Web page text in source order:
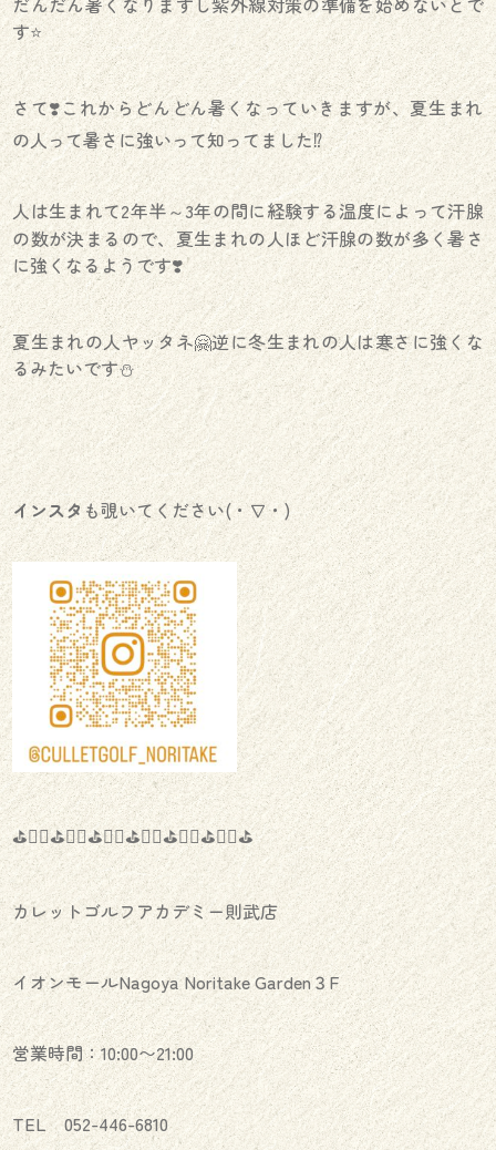
す⭐️
さて❣️これからどんどん暑くなっていきますが、夏生まれ
の人って暑さに強いって知ってました⁉️
人は生まれて2年半～3年の間に経験する温度によって汗腺
の数が決まるので、夏生まれの人ほど汗腺の数が多く暑さ
に強くなるようです❣️
夏生まれの人ヤッタネ🤗逆に冬生まれの人は寒さに強くな
るみたいです⛄️
インスタも覗いてください(・∇・)
⛳️🏌️‍♂️⛳️🏌️‍♀️⛳️🏌️‍♂️⛳️🏌️‍♀️⛳️🏌️‍♂️⛳️🏌️‍♀️⛳️
カレットゴルフアカデミー則武店
イオンモールNagoya Noritake Garden３F
営業時間：10:00〜21:00
TEL 052-446-6810